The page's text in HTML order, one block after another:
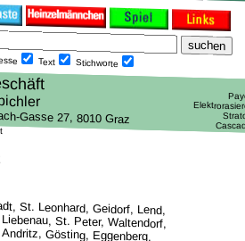
Text Stich­worte
St. Leonhard, Geidorf, Lend,
St. Peter, Waltendorf,
Andritz, Gösting, Eggenberg,
und Puntigam /